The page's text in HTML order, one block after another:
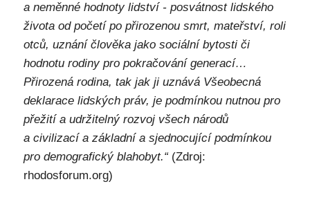
a neměnné hodnoty lidství - posvátnost lidského
života od početí po přirozenou smrt, mateřství, roli
otců, uznání člověka jako sociální bytosti či
hodnotu rodiny pro pokračování generací…
Přirozená rodina, tak jak ji uznává Všeobecná
deklarace lidských práv, je podmínkou nutnou pro
přežití a udržitelný rozvoj všech národů
a civilizací a základní a sjednocující podmínkou
pro demografický blahobyt.“(Zdroj:
rhodosforum.org)